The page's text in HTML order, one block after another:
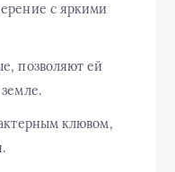
с яркими
позволяют ей
клювом,